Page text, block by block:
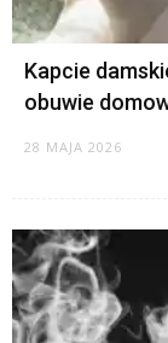
Kapcie
obuwie
28 MAJA 2026